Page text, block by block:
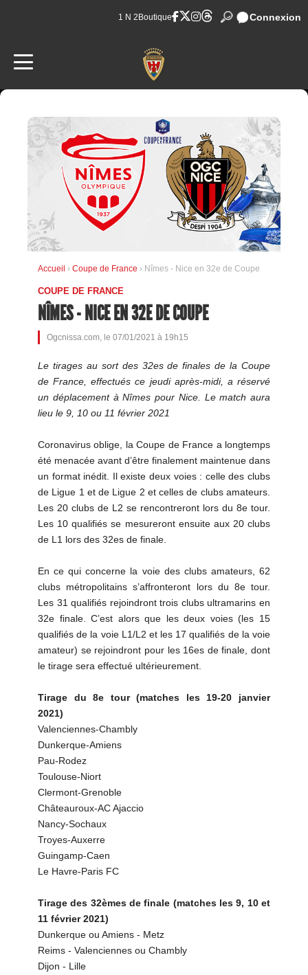
1 N 2 Boutique Connexion
Accueil › Coupe de France › Nîmes - Nice en 32e de Coupe
COUPE DE FRANCE
NÎMES - NICE EN 32E DE COUPE
Ogcnissa.com, le 07/01/2021 à 19h15
Le tirages au sort des 32es de finales de la Coupe
de France, effectués ce jeudi après-midi, a réservé
un déplacement à Nîmes pour Nice. Le match aura
lieu le 9, 10 ou 11 février 2021
Coronavirus oblige, la Coupe de France a longtemps
été menacée avant d’être finalement maintenue dans
un format inédit. Il existe deux voies : celle des clubs
de Ligue 1 et de Ligue 2 et celles de clubs amateurs.
Les 20 clubs de L2 se rencontreront lors du 8e tour.
Les 10 qualifiés se mesureront ensuite aux 20 clubs
de L1 lors des 32es de finale.
En ce qui concerne la voie des clubs amateurs, 62
clubs métropolitains s’affronteront lors du 8e tour.
Les 31 qualifiés rejoindront trois clubs ultramarins en
32e finale. C’est alors que les deux voies (les 15
qualifiés de la voie L1/L2 et les 17 qualifiés de la voie
amateur) se rejoindront pour les 16es de finale, dont
le tirage sera effectué ultérieurement.
Tirage du 8e tour (matches les 19-20 janvier
2021)
Valenciennes-Chambly
Dunkerque-Amiens
Pau-Rodez
Toulouse-Niort
Clermont-Grenoble
Châteauroux-AC Ajaccio
Nancy-Sochaux
Troyes-Auxerre
Guingamp-Caen
Le Havre-Paris FC
Tirage des 32èmes de finale (matches les 9, 10 et
11 février 2021)
Dunkerque ou Amiens - Metz
Reims - Valenciennes ou Chambly
Dijon - Lille